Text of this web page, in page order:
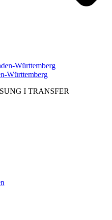
Württemberg
I TRANSFER